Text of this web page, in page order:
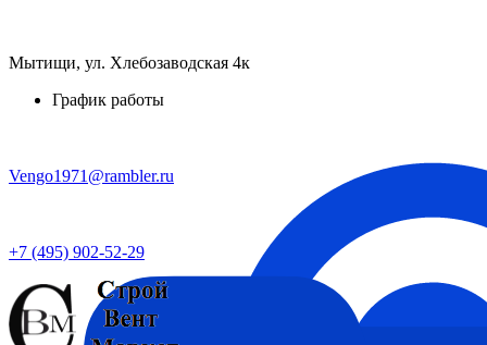
Мытищи, ул. Хлебозаводская 4к
График работы
Vengo1971@rambler.ru
+7 (495) 902-52-29